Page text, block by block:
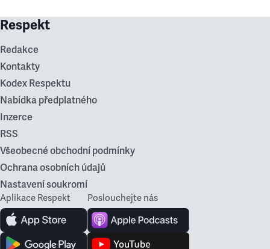
Respekt
Redakce
Kontakty
Kodex Respektu
Nabídka předplatného
Inzerce
RSS
Všeobecné obchodní podmínky
Ochrana osobních údajů
Nastavení soukromí
Aplikace Respekt Poslouchejte nás